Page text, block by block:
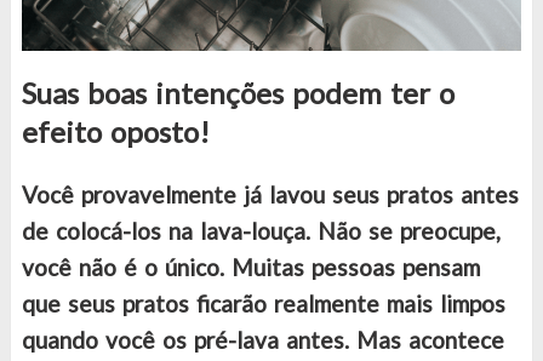
Suas boas intenções podem ter o
efeito oposto!
Você provavelmente já lavou seus pratos antes
de colocá-los na lava-louça. Não se preocupe,
você não é o único. Muitas pessoas pensam
que seus pratos ficarão realmente mais limpos
quando você os pré-lava antes. Mas acontece